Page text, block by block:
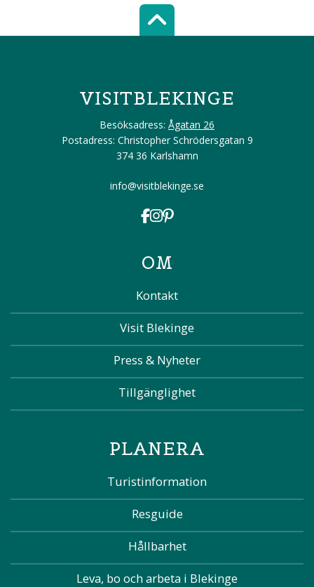
Scroll top of
VISITBLEKINGE
Besöksadress: Ågatan 26
Postadress: Christopher Schrödersgatan 9
374 36 Karlshamn
info@visitblekinge.se
OM
Kontakt
Visit Blekinge
Press & Nyheter
Tillgänglighet
PLANERA
Turistinformation
Resguide
Hållbarhet
Leva, bo och arbeta i Blekinge